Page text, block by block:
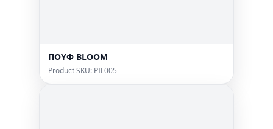
ΠΟΥΦ BLOOM
Product SKU: PIL005